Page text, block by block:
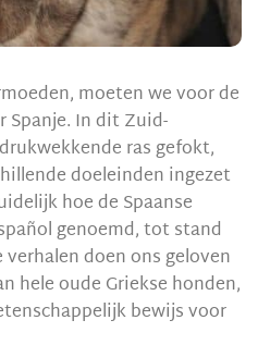
moeten we voor de
Spanje. In dit Zuid-
ras gefokt,
doeleinden ingezet
hoe de Spaanse
genoemd, tot stand
doen ons geloven
hele oude Griekse honden,
bewijs voor